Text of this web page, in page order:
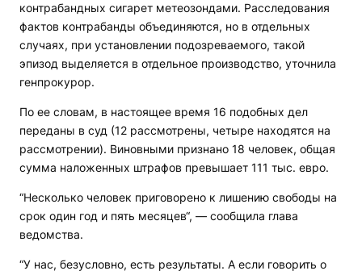
контрабандных сигарет метеозондами. Расследования
фактов контрабанды объединяются, но в отдельных
случаях, при установлении подозреваемого, такой
эпизод выделяется в отдельное производство, уточнила
генпрокурор.
По ее словам, в настоящее время 16 подобных дел
переданы в суд (12 рассмотрены, четыре находятся на
рассмотрении). Виновными признано 18 человек, общая
сумма наложенных штрафов превышает 111 тыс. евро.
“Несколько человек приговорено к лишению свободы на
срок один год и пять месяцев“, — сообщила глава
ведомства.
“У нас, безусловно, есть результаты. А если говорить о